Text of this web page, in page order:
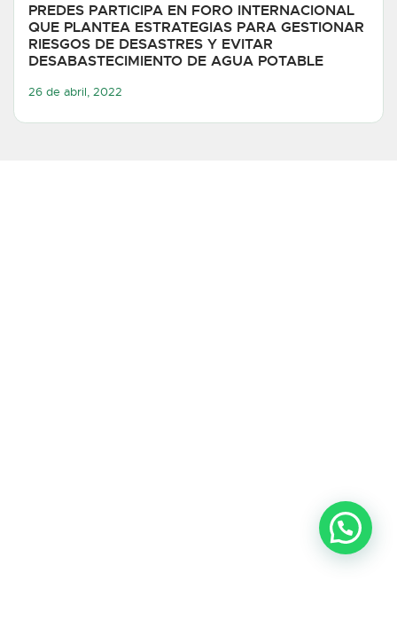
PREDES PARTICIPA EN FORO INTERNACIONAL
QUE PLANTEA ESTRATEGIAS PARA GESTIONAR
RIESGOS DE DESASTRES Y EVITAR
DESABASTECIMIENTO DE AGUA POTABLE
26 de abril, 2022